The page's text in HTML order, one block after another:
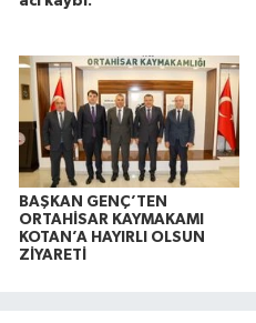
BAŞKAN GENÇ’TEN
ORTAHİSAR KAYMAKAMI
KOTAN’A HAYIRLI OLSUN
ZİYARETİ